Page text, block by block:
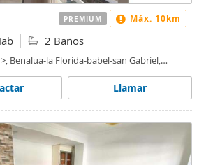
2 Baños
Benalua-la Florida-babel-san Gabriel,
Llamar
PREMIUM Máx. 10km